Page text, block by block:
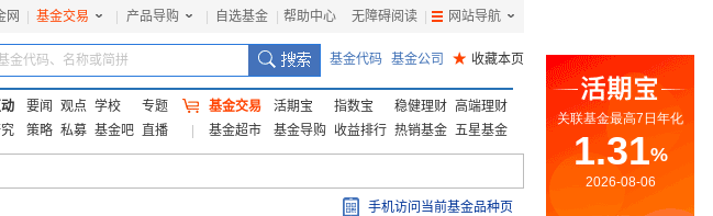
网 基金交易 产品导购 自选基金 帮助中心 无障碍阅读 网站导航
金代码、名称或简拼 基金代码 基金公司 ★ 收藏本页
要闻 观点 学校
专题
策略 私募 基金吧 直播
基金交易 活期宝 指数宝 稳健理财 高端理财
基金超市
基金导购 收益排行 热销基金 五星基金
手机访问当前基金品种页